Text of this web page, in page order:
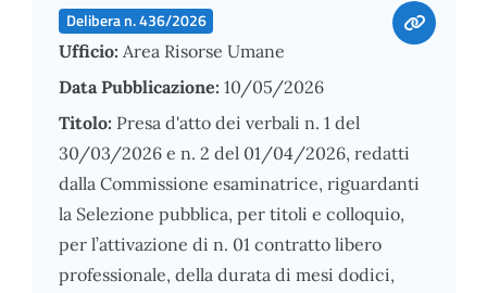
Delibera n. 436/2026
Ufficio: Area Risorse Umane
Data Pubblicazione: 10/05/2026
Titolo: Presa d'atto dei verbali n. 1 del
30/03/2026 e n. 2 del 01/04/2026, redatti
dalla Commissione esaminatrice, riguardanti
la Selezione pubblica, per titoli e colloquio,
per l’attivazione di n. 01 contratto libero
professionale, della durata di mesi dodici,